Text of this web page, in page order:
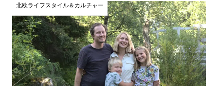
北欧ライフスタイル＆カルチャー